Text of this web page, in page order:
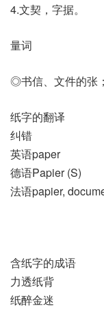
4.文契，字据。
量词
◎书信、文件的张
纸字的翻译
纠错
英语paper
德语Papier (S)
法语papier,
含纸字的成语
力透纸背
纸醉金迷